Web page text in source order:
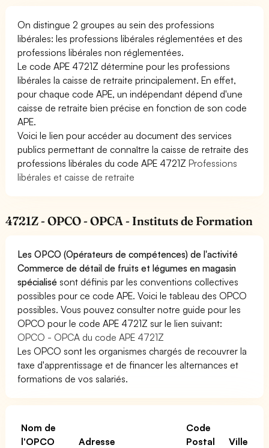
On distingue 2 groupes au sein des professions
libérales: les professions libérales réglementées et des
professions libérales non réglementées.
Le code APE 4721Z détermine pour les professions
libérales la caisse de retraite principalement. En effet,
pour chaque code APE, un indépendant dépend d'une
caisse de retraite bien précise en fonction de son code
APE.
Voici le lien pour accéder au document des services
publics permettant de connaître la caisse de retraite des
professions libérales du code APE 4721ZProfessions
libérales et caisse de retraite
4721Z - OPCO - OPCA - Instituts de Formation
Les OPCO (Opérateurs de compétences) de l'activité
Commerce de détail de fruits et légumes en magasin
spécialisé sont définis par les conventions collectives
possibles pour ce code APE. Voici le tableau des OPCO
possibles. Vous pouvez consulter notre guide pour les
OPCO pour le code APE 4721Z sur le lien suivant:
OPCO - OPCA du code APE 4721Z
Les OPCO sont les organismes chargés de recouvrer la
taxe d'apprentissage et de financer les alternances et
formations de vos salariés.
Nom de
l'OPCO
Adresse
Code
Postal
Ville